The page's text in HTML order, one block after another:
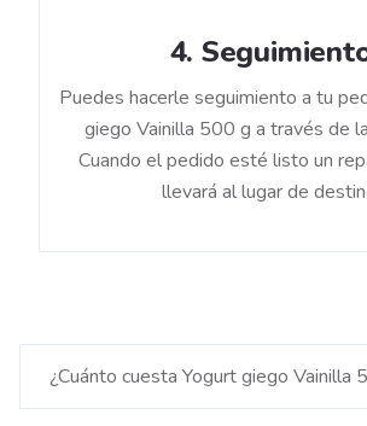
4.
Puedes hacerle seguimiento a tu
giego Vainilla 500 g a través de
Cuando el pedido esté listo un
llevará al lugar de
¿Cuánto cuesta Yogurt giego Vainilla